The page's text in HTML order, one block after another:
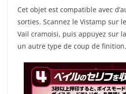
Cet objet est compatible avec
sorties. Scannez le Vistamp sur
Vail cramoisi, puis appuyez sur
un autre type de coup de finition.